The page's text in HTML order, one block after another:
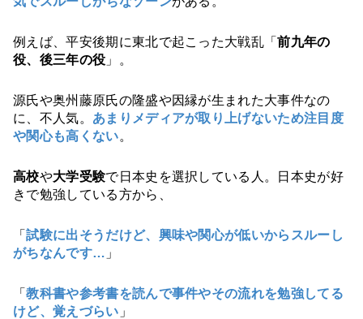
例えば、平安後期に東北で起こった大戦乱「前九年の
役、後三年の役 」。
源氏や奥州藤原氏の隆盛や因縁が生まれた大事件なの
に、不人気。 あまりメディアが取り上げないため注目度
や関心も高くない。
高校や大学受験で日本史を選択している人。日本史が好
きで勉強している方から、
「試験に出そうだけど、興味や関心が低いからスルーし
がちなんです… 」
「教科書や参考書を読んで事件やその流れを勉強してる
けど、覚えづらい 」